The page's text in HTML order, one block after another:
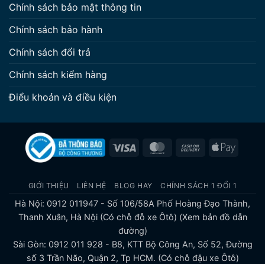
Chính sách bảo mật thông tin
Chính sách bảo hành
Chính sách đổi trả
Chính sách kiểm hàng
Điểu khoản và điều kiện
Visa MasterCardCash
Apple
GIỚI THIỆU LIÊN HỆ BLOG HAY CHÍNH SÁCH 1 ĐỔI 1
Hà Nội: 0912 011947 - Số 106/58A Phố Hoàng Đạo Thành,
Thanh Xuân, Hà Nội (Có chỗ đỗ xe Ôtô) (Xem bản đồ dẫn
đường)
Sài Gòn: 0912 011 928 - B8, KTT Bộ Công An, Số 52, Đường
số 3 Trần Não, Quận 2, Tp HCM. (Có chỗ đậu xe Ôtô)